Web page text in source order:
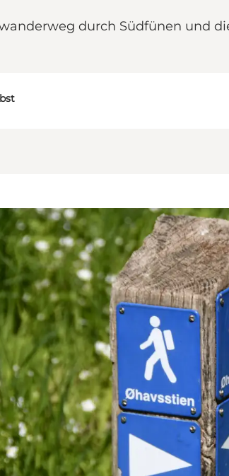
durch Südfünen und